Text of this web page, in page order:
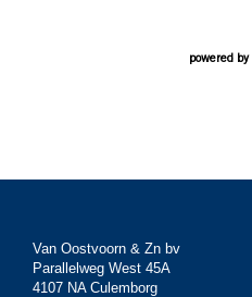
powered by
Van Oostvoorn & Zn bv
Parallelweg West 45A
4107 NA Culemborg